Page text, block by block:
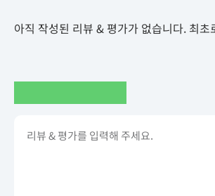
아직 작성된 리뷰 & 평가가 없습니다. 최초